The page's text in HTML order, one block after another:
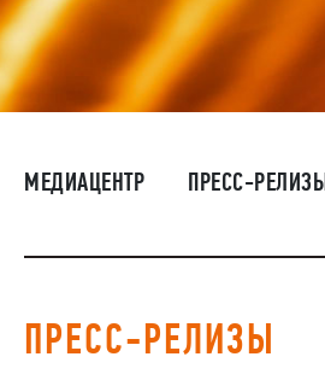
МЕДИАЦЕНТР ПРЕСС-РЕЛИЗЫ
ПРЕСС-РЕЛИЗЫ